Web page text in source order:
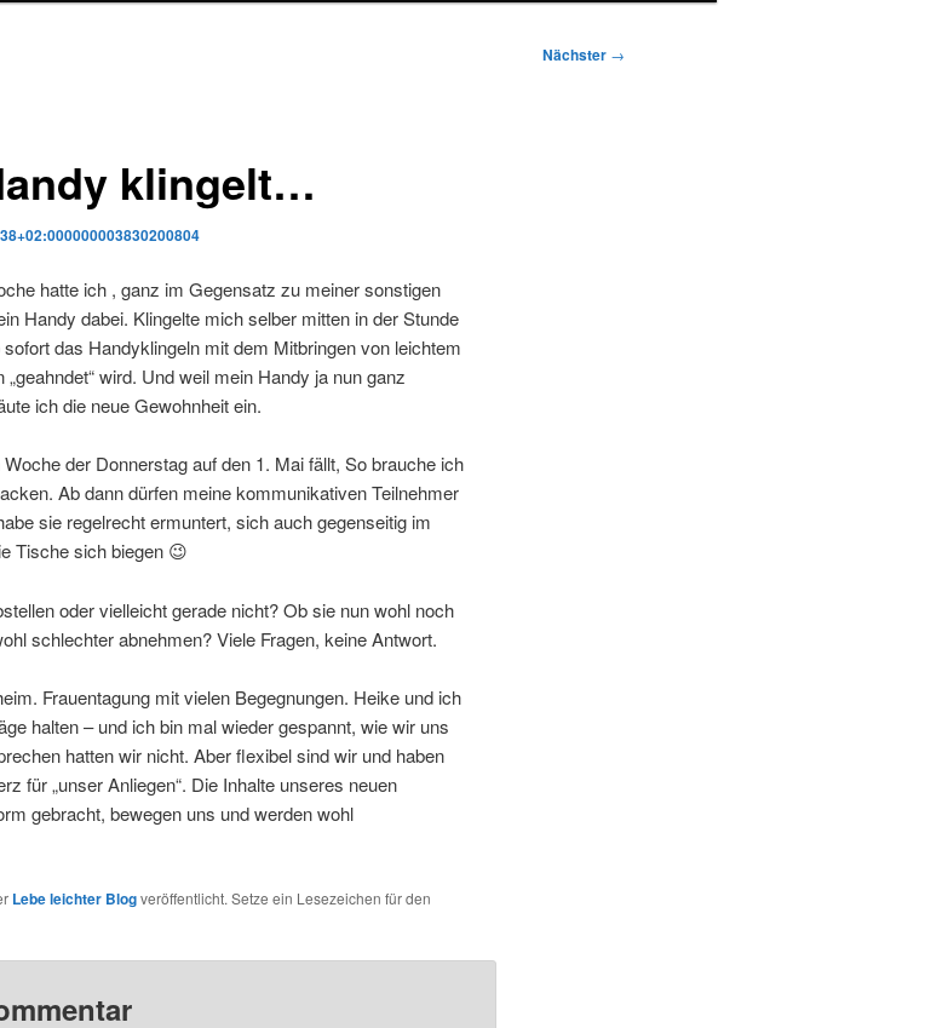
Nächster →
klingelt…
hatte ich , ganz im Gegensatz zu meiner sonstigen
Handy dabei. Klingelte mich selber mitten in der Stunde
das Handyklingeln mit dem Mitbringen von leichtem
wird. Und weil mein Handy ja nun ganz
ich die neue Gewohnheit ein.
der Donnerstag auf den 1. Mai fällt, So brauche ich
Ab dann dürfen meine kommunikativen Teilnehmer
sie regelrecht ermuntert, sich auch gegenseitig im
Tische sich biegen 😉
oder vielleicht gerade nicht? Ob sie nun wohl noch
schlechter abnehmen? Viele Fragen, keine Antwort.
Frauentagung mit vielen Begegnungen. Heike und ich
halten – und ich bin mal wieder gespannt, wie wir uns
hatten wir nicht. Aber flexibel sind wir und haben
für „unser Anliegen“. Die Inhalte unseres neuen
gebracht, bewegen uns und werden wohl
Lebe leichter Blogveröffentlicht. Setze ein Lesezeichen für den